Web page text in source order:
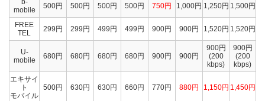
b-
mobile
500円 500円 500円 500円 750円 1,000円 1,250円 1,500円
FREE
TEL
299円 299円 499円 499円 900円 900円 1,520円 1,520円
U-
mobile
680円 680円 680円 680円 900円 900円
900円
(200
kbps)
900円
(200
kbps)
エキサイ
ト
モバイル
500円 630円 630円 660円 770円 880円 1,150円 1,450円